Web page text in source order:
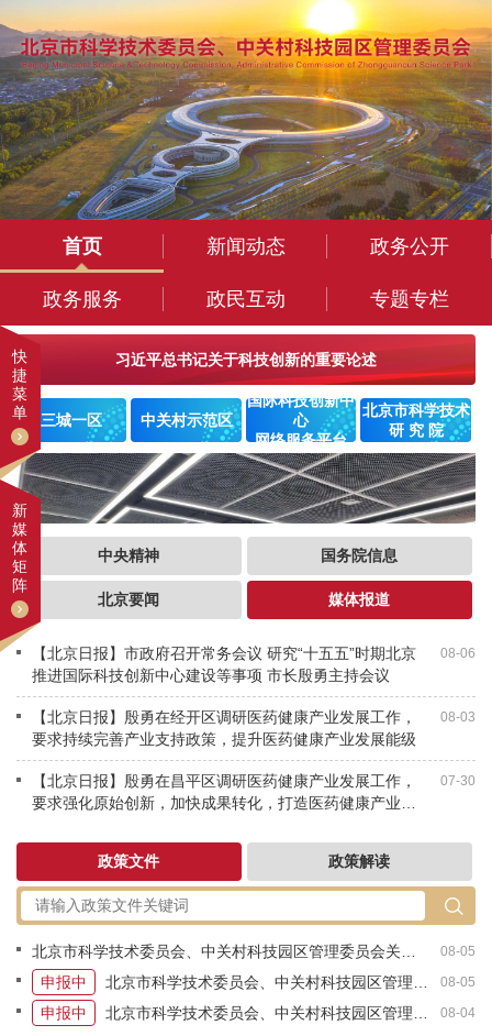
首页 新闻动态 政务公开
政务服务 政民互动 专题专栏
快
捷
菜
单
新
媒
体
矩
阵
习近平总书记关于科技创新的重要论述
三城一区 中关村示范区
国际科技创新中
心
网络服务平台
北京市科学技术
研 究 院
阳园
中央精神 国务院信息
北京要闻 媒体报道
【北京日报】市政府召开常务会议 研究“十五五”时期北京
推进国际科技创新中心建设等事项 市长殷勇主持会议
08-06
【北京日报】殷勇在经开区调研医药健康产业发展工作，
要求持续完善产业支持政策，提升医药健康产业发展能级
08-03
【北京日报】殷勇在昌平区调研医药健康产业发展工作，
要求强化原始创新，加快成果转化，打造医药健康产业发
07-30
政策文件 政策解读
北京市科学技术委员会、中关村科技园区管理委员会关于转发国家重点研发计划“高端科研仪器研制”重点专项2026年度（第一批）项目申报指南的通知 08-05
申报中 北京市科学技术委员会、中关村科技园区管理委员会关于征集2026年可重复使用火箭技术创新方向储备课题的通知 08-05
申报中 北京市科学技术委员会、中关村科技园区管理委员会关于转发农业生物育种国家科技重大专项公开竞争类项目申报指南的通知 08-04